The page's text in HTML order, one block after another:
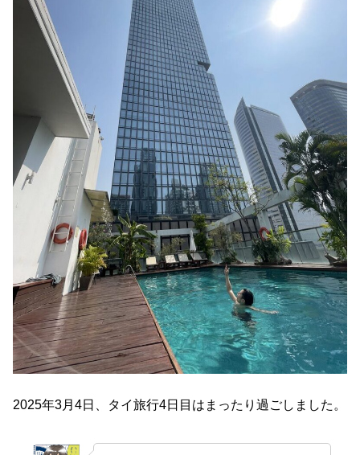
2025年3月4日、タイ旅行4日目はまったり過ごしました。